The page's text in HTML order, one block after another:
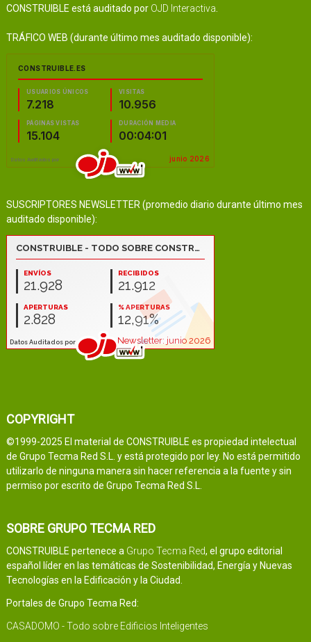
CONSTRUIBLE está auditado por OJD Interactiva
TRÁFICO WEB (durante último mes auditado disponible):
SUSCRIPTORES NEWSLETTER (promedio diario durante último mes
auditado disponible):
COPYRIGHT
©1999-2025 El material de CONSTRUIBLE es propiedad intelectual
de Grupo Tecma Red S.L. y está protegido por ley. No está permitido
utilizarlo de ninguna manera sin hacer referencia a la fuente y sin
permiso por escrito de Grupo Tecma Red S.L.
SOBRE GRUPO TECMA RED
CONSTRUIBLE pertenece a Grupo Tecma Red, el grupo editorial
español líder en las temáticas de Sostenibilidad, Energía y Nuevas
Tecnologías en la Edificación y la Ciudad.
Portales de Grupo Tecma Red:
CASADOMO - Todo sobre Edificios Inteligentes